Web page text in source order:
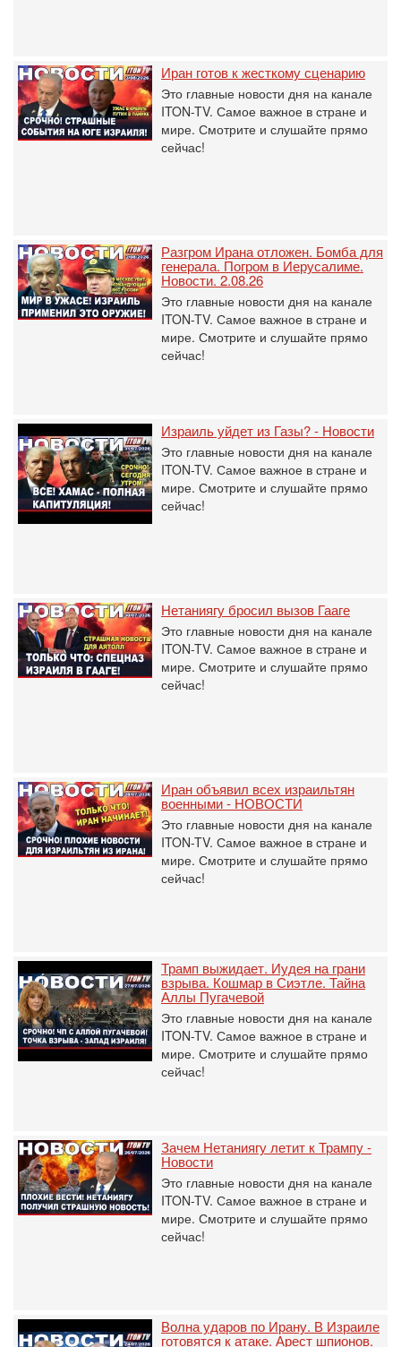
Иран готов к жесткому сценарию
Это главные новости дня на канале
ITON-TV. Самое важное в стране и
мире. Смотрите и слушайте прямо
сейчас!
Разгром Ирана отложен. Бомба для
генерала. Погром в Иерусалиме.
Новости. 2.08.26
Это главные новости дня на канале
ITON-TV. Самое важное в стране и
мире. Смотрите и слушайте прямо
сейчас!
Израиль уйдет из Газы? - Новости
Это главные новости дня на канале
ITON-TV. Самое важное в стране и
мире. Смотрите и слушайте прямо
сейчас!
Нетаниягу бросил вызов Гааге
Это главные новости дня на канале
ITON-TV. Самое важное в стране и
мире. Смотрите и слушайте прямо
сейчас!
Иран объявил всех израильтян
военными - НОВОСТИ
Это главные новости дня на канале
ITON-TV. Самое важное в стране и
мире. Смотрите и слушайте прямо
сейчас!
Трамп выжидает. Иудея на грани
взрыва. Кошмар в Сиэтле. Тайна
Аллы Пугачевой
Это главные новости дня на канале
ITON-TV. Самое важное в стране и
мире. Смотрите и слушайте прямо
сейчас!
Зачем Нетаниягу летит к Трампу -
Новости
Это главные новости дня на канале
ITON-TV. Самое важное в стране и
мире. Смотрите и слушайте прямо
сейчас!
Волна ударов по Ирану. В Израиле
готовятся к атаке. Арест шпионов.